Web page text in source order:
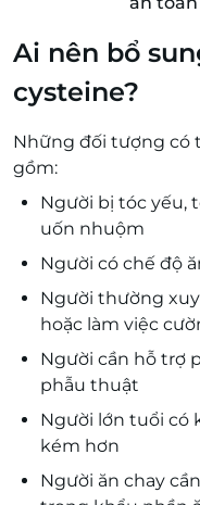
Ai nên bổ
cysteine?
Những đối tượng có
gồm:
Người bị tóc yếu,
uốn nhuộm
Người có chế độ
Người thường
hoặc làm việc
Người cần hỗ trợ
phẫu thuật
Người lớn tuổi có
kém hơn
Người ăn chay